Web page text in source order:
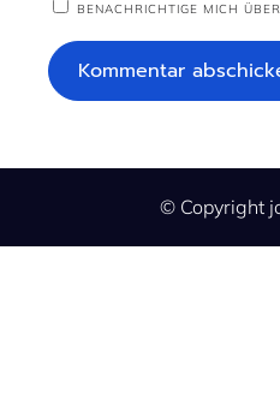
BENACHRICHTIGE MICH
© Copyright